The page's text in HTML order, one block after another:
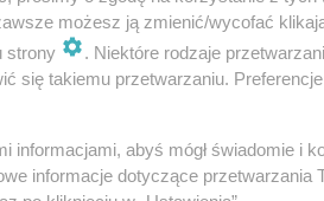
w Rybniku zapowiada: „Mniej bruku,
na rybnickim Rynku i Placu wolności
możesz ją zmienić/wycofać
strony
. Niektóre rodzaje
się takiemu przetwarzaniu.
informacjami, abyś mógł świadomie i
informacje dotyczące przetwarzania